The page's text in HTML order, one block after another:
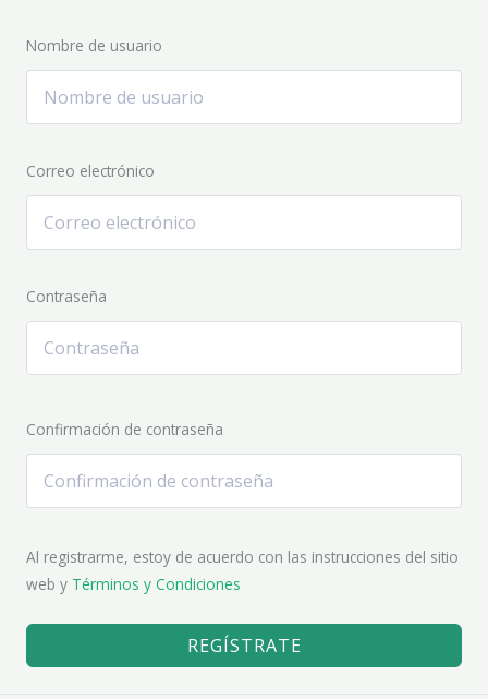
Nombre de usuario
Correo electrónico
Contraseña
Confirmación de contraseña
Al registrarme, estoy de acuerdo con las instrucciones del sitio
web y Términos y Condiciones
REGÍSTRATE